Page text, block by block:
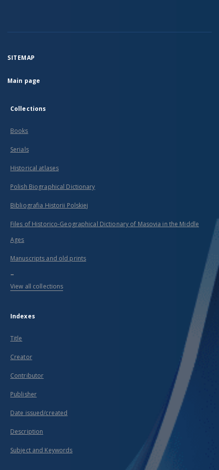
SITEMAP
Main page
Collections
Books
Serials
Historical atlases
Polish Biographical Dictionary
Bibliografia Historii Polskiej
Files of Historico-Geographical Dictionary of Masovia in the Middle
Ages
Manuscripts and old prints
...
View all collections
Indexes
Title
Creator
Contributor
Publisher
Date issued/created
Description
Subject and Keywords